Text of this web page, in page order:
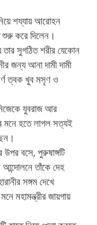
নিয়ে শয্যায় আরোহন
শুরু করে দিলেন।
তার সুগঠিত শরীর যেকোন
জন্য আনা দামী দামী
ত্বক খুব মসৃণ ও
যুবরাজ আর
মনে হতে লাগল সত্যই
উপর বসে, পুরুষাঙ্গটি
আন্দোলনে তাঁকে দেহ
সঙ্গম দেখে
মহামন্ত্রীর জায়গায়